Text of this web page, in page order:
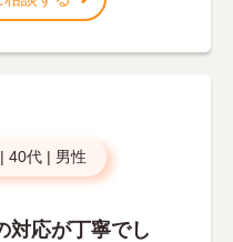
| 40代 | 男性
対応が丁寧でし